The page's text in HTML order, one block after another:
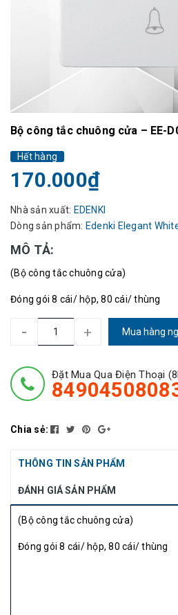
Bộ công tắc chuông cửa – EE-
Hết hàng
170.000₫
Nhà sản xuất: EDENKI
Dòng sản phẩm: Edenki Elegant
MÔ TẢ:
(Bộ công tắc chuông cửa)
Đóng gói 8 cái/ hộp, 80 cái/ thùng
- + Mua hàng
Đặt Mua Qua Điện Thoại
Chia sẻ:
THÔNG TIN SẢN PHẨM
ĐÁNH GIÁ SẢN PHẨM
(Bộ công tắc chuông cửa)
Đóng gói 8 cái/ hộp, 80 cái/ thùng